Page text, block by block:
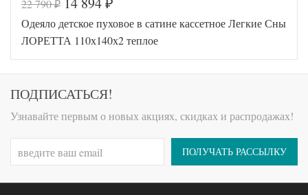
Код товара
520-953
Артикул
AGD-11
0(16)02-
ЛЭ
Ширина х
Длина
110х140
(ясли)
Наполнитель
Гусиный
Производитель
Легкие
Сны
22 790₽ ₽
Одеяло детское пуховое в сатине кассетное Легкие Сны
ЛОРЕТТА 110х140х2 теплое
ПОДПИСАТЬСЯ!
Узнавайте первым о новых акциях, скидках и распродажах!
ПОЛУЧАТЬ РАССЫЛКУ